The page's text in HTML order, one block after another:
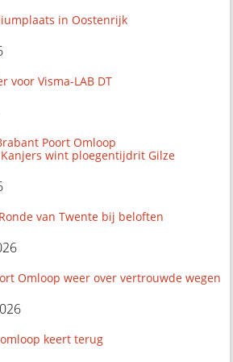
in Oostenrijk
voor Visma-LAB DT
Poort Omloop
wint ploegentijdrit Gilze
van Twente bij beloften
Omloop weer over vertrouwde wegen
keert terug